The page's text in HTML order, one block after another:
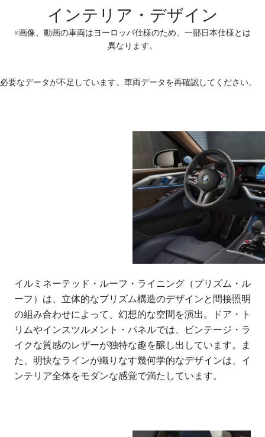
インテリア・デザイン
※画像、動画の車両はヨーロッパ仕様のため、一部日本仕様とは
異なります。
必要なデータが不足しています。車両データを再確認してください。
イルミネーテッド・ルーフ・ライニング（プリズム・ル
ーフ）は、立体的なプリズム構造のデザインと間接照明
の組み合わせによって、幻想的な空間を演出。ドア・ト
リムやインスツルメント・パネルでは、ビンテージ・ラ
イクな質感のレザーが独特な趣を醸し出しています。ま
た、明快なラインが織りなす幾何学的なデザインは、イ
ンテリア全体をモダンな感覚で満たしています。